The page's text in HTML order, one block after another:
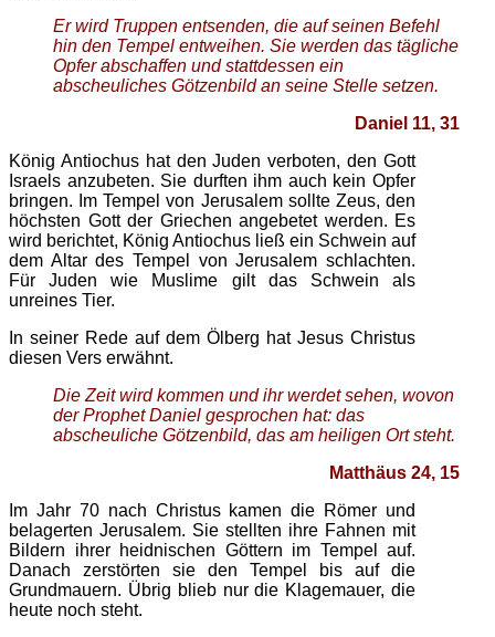
Er wird Truppen entsenden, die auf seinen Befehl
hin den Tempel entweihen. Sie werden das tägliche
Opfer abschaffen und stattdessen ein
abscheuliches Götzenbild an seine Stelle setzen.
Daniel 11, 31
König Antiochus hat den Juden verboten, den Gott
Israels anzubeten. Sie durften ihm auch kein Opfer
bringen. Im Tempel von Jerusalem sollte Zeus, den
höchsten Gott der Griechen angebetet werden. Es
wird berichtet, König Antiochus ließ ein Schwein auf
dem Altar des Tempel von Jerusalem schlachten.
Für Juden wie Muslime gilt das Schwein als
unreines Tier.
In seiner Rede auf dem Ölberg hat Jesus Christus
diesen Vers erwähnt.
Die Zeit wird kommen und ihr werdet sehen, wovon
der Prophet Daniel gesprochen hat: das
abscheuliche Götzenbild, das am heiligen Ort steht.
Matthäus 24, 15
Im Jahr 70 nach Christus kamen die Römer und
belagerten Jerusalem. Sie stellten ihre Fahnen mit
Bildern ihrer heidnischen Göttern im Tempel auf.
Danach zerstörten sie den Tempel bis auf die
Grundmauern. Übrig blieb nur die Klagemauer, die
heute noch steht.